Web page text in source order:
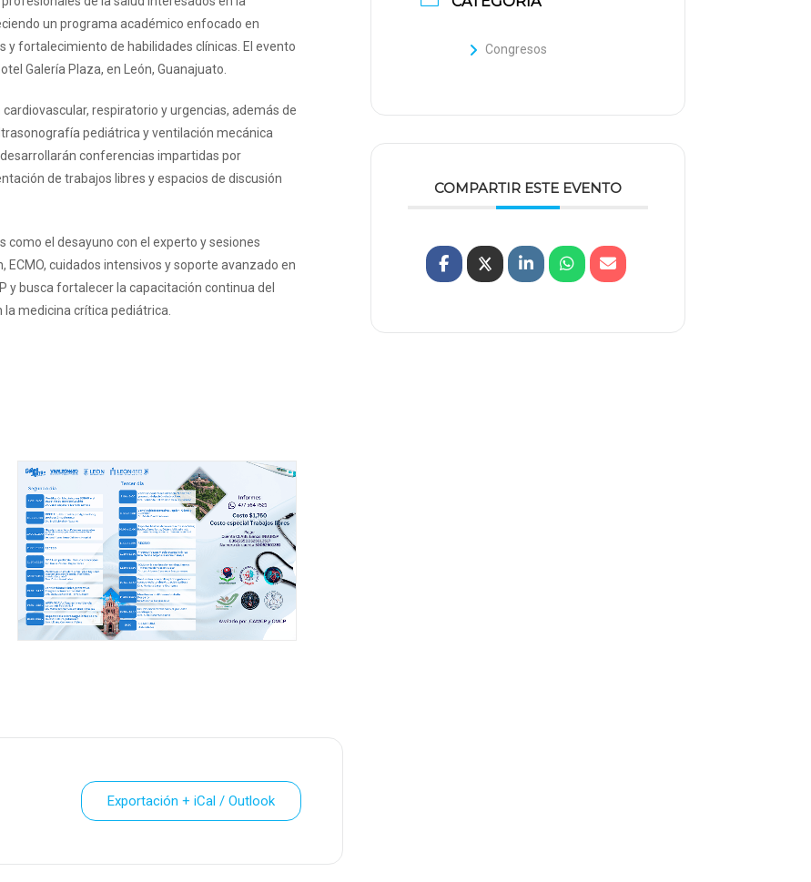
un programa académico enfocado en
fortalecimiento de habilidades clínicas. El evento
Galería Plaza, en León, Guanajuato.
respiratorio y urgencias, además de
pediátrica y ventilación mecánica
conferencias impartidas por
de trabajos libres y espacios de discusión
el desayuno con el experto y sesiones
cuidados intensivos y soporte avanzado en
y busca fortalecer la capacitación continua del
medicina crítica pediátrica.
Exportación + iCal / Outlook
Congresos
COMPARTIR ESTE EVENTO